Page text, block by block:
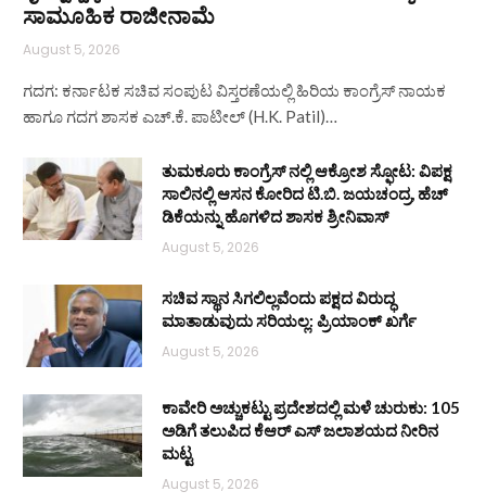
ಸಾಮೂಹಿಕ ರಾಜೀನಾಮೆ
August 5, 2026
ಗದಗ: ಕರ್ನಾಟಕ ಸಚಿವ ಸಂಪುಟ ವಿಸ್ತರಣೆಯಲ್ಲಿ ಹಿರಿಯ ಕಾಂಗ್ರೆಸ್ ನಾಯಕ
ಹಾಗೂ ಗದಗ ಶಾಸಕ ಎಚ್.ಕೆ. ಪಾಟೀಲ್ (H.K. Patil)…
ತುಮಕೂರು ಕಾಂಗ್ರೆಸ್ ನಲ್ಲಿ ಆಕ್ರೋಶ ಸ್ಫೋಟ: ವಿಪಕ್ಷ
ಸಾಲಿನಲ್ಲಿ ಆಸನ ಕೋರಿದ ಟಿ.ಬಿ. ಜಯಚಂದ್ರ, ಹೆಚ್
ಡಿಕೆಯನ್ನು ಹೊಗಳಿದ ಶಾಸಕ ಶ್ರೀನಿವಾಸ್
August 5, 2026
ಸಚಿವ ಸ್ಥಾನ ಸಿಗಲಿಲ್ಲವೆಂದು ಪಕ್ಷದ ವಿರುದ್ಧ
ಮಾತಾಡುವುದು ಸರಿಯಲ್ಲ: ಪ್ರಿಯಾಂಕ್ ಖರ್ಗೆ
August 5, 2026
ಕಾವೇರಿ ಅಚ್ಚುಕಟ್ಟು ಪ್ರದೇಶದಲ್ಲಿ ಮಳೆ ಚುರುಕು: 105
ಅಡಿಗೆ ತಲುಪಿದ ಕೆಆರ್ ಎಸ್ ಜಲಾಶಯದ ನೀರಿನ
ಮಟ್ಟ
August 5, 2026